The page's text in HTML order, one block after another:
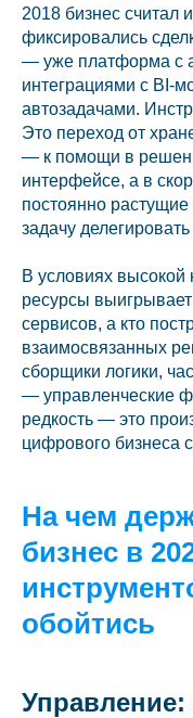
2018 бизнес считал
фиксировались
— уже платформа с
интеграциями с BI-
автозадачами.
Это переход от
— к помощи в
интерфейсе, а в
постоянно растущие
задачу
В условиях высокой
ресурсы выигрывает
сервисов, а кто
взаимосвязанных
сборщики логики,
— управленческие
редкость — это
цифрового бизнеса
На чем
бизнес в
обойтись
Управление: